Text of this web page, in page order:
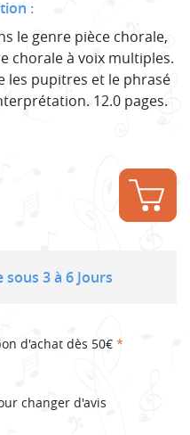
:
le genre pièce chorale,
chorale à voix multiples.
les pupitres et le phrasé
12.0 pages.
3 à 6 Jours
d'achat dès 50€ *
changer d'avis